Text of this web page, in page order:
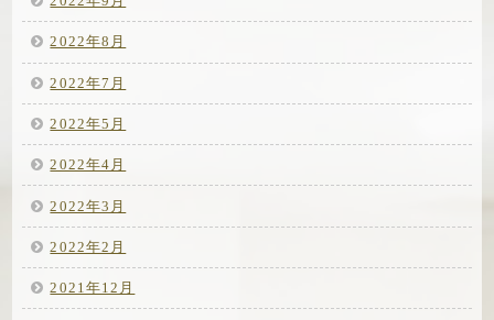
2022年8月
2022年7月
2022年5月
2022年4月
2022年3月
2022年2月
2021年12月